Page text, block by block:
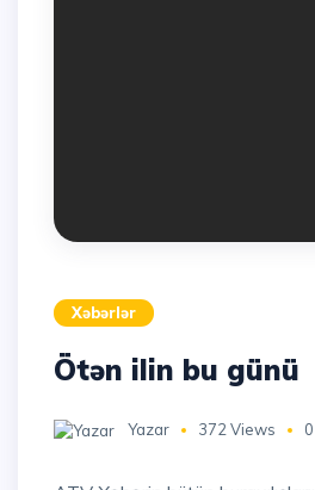
Xəbərlər
Ötən ilin bu günü
Yazar 372 Views